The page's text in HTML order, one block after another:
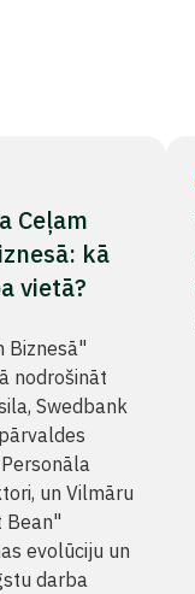
Ceļam
kā
vietā?
Biznesā"
nodrošināt
Swedbank
un Vilmāru
Bean"
evolūciju un
darba